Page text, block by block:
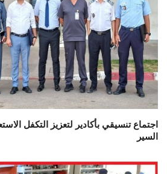
اجتماع تنسيقي بأكادير لتعزيز التكفل
السير